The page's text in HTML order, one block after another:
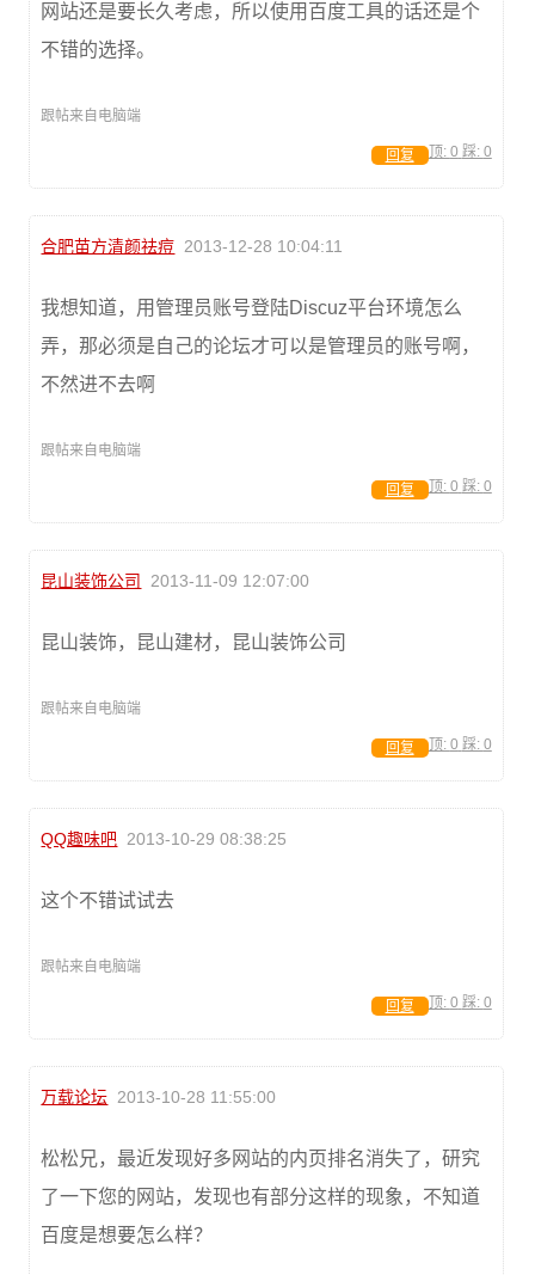
网站还是要长久考虑，所以使用百度工具的话还是个
不错的选择。
跟帖来自电脑端
顶: 0 踩: 0
回复
合肥苗方清颜祛痘 2013-12-28 10:04:11
我想知道，用管理员账号登陆Discuz平台环境怎么
弄，那必须是自己的论坛才可以是管理员的账号啊，
不然进不去啊
跟帖来自电脑端
顶: 0 踩: 0
回复
昆山装饰公司 2013-11-09 12:07:00
昆山装饰，昆山建材，昆山装饰公司
跟帖来自电脑端
顶: 0 踩: 0
回复
QQ趣味吧 2013-10-29 08:38:25
这个不错试试去
跟帖来自电脑端
顶: 0 踩: 0
回复
万载论坛 2013-10-28 11:55:00
松松兄，最近发现好多网站的内页排名消失了，研究
了一下您的网站，发现也有部分这样的现象，不知道
百度是想要怎么样？